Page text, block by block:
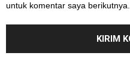
untuk komentar saya berikutnya.